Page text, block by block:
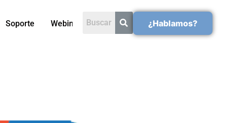
Soporte Webinars ¿Hablamos?